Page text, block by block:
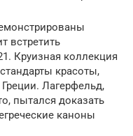
встретить
Круизная коллекция
красоты,
Лагерфельд,
пытался доказать
каноны